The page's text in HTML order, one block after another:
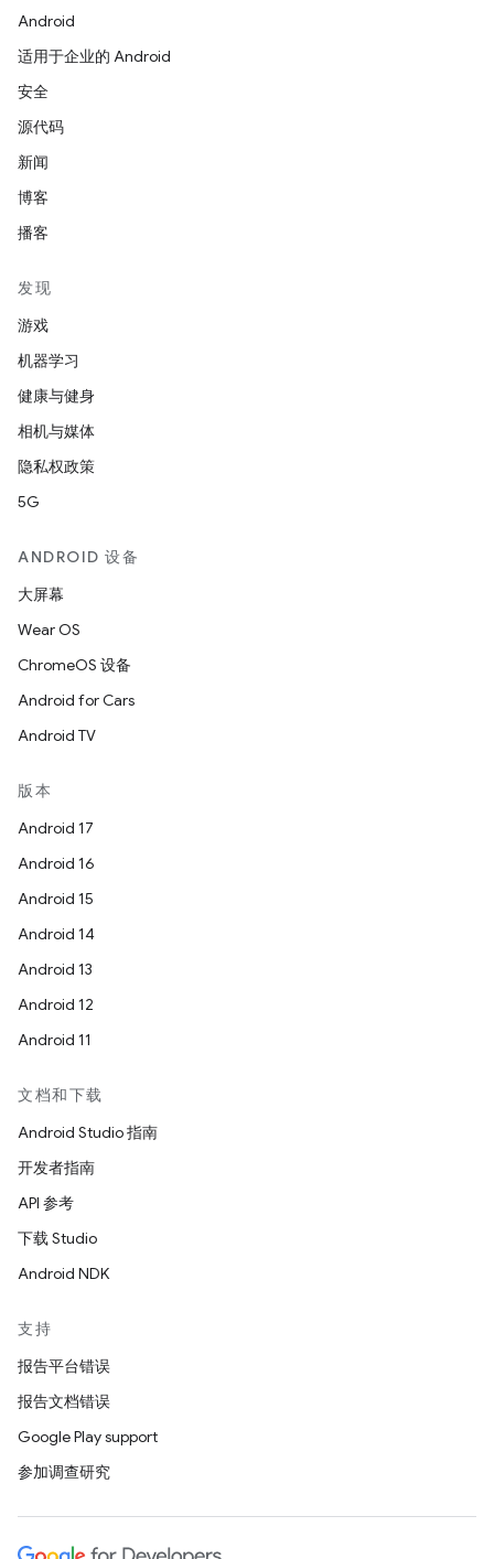
Android
适用于企业的 Android
安全
源代码
新闻
博客
播客
发现
游戏
机器学习
健康与健身
相机与媒体
隐私权政策
5G
ANDROID 设备
大屏幕
Wear OS
ChromeOS 设备
Android for Cars
Android TV
版本
Android 17
Android 16
Android 15
Android 14
Android 13
Android 12
Android 11
文档和下载
Android Studio 指南
开发者指南
API 参考
下载 Studio
Android NDK
支持
报告平台错误
报告文档错误
Google Play support
参加调查研究